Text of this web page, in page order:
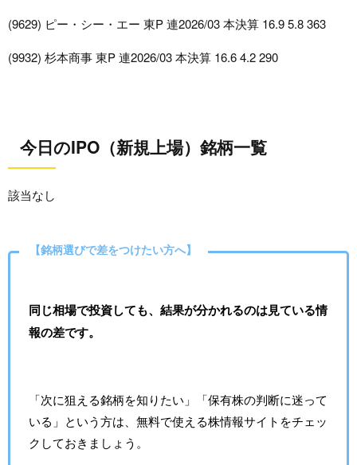
(9629) ピー・シー・エー 東P 連2026/03 本決算 16.9 5.8 363
(9932) 杉本商事 東P 連2026/03 本決算 16.6 4.2 290
今日のIPO（新規上場）銘柄一覧
該当なし
【銘柄選びで差をつけたい方へ】
同じ相場で投資しても、結果が分かれるのは見ている情
報の差です。
「次に狙える銘柄を知りたい」「保有株の判断に迷って
いる」という方は、無料で使える株情報サイトをチェッ
クしておきましょう。